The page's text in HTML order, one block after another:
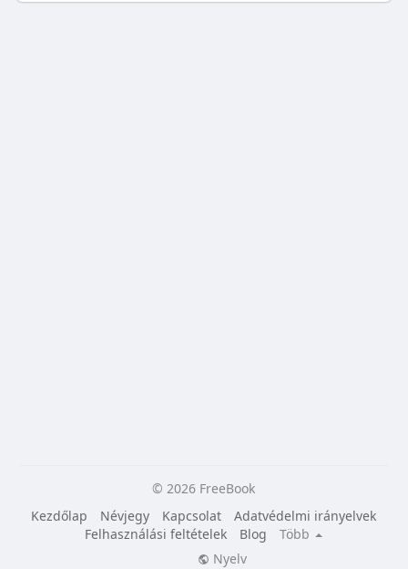
© 2026 FreeBook
Kezdőlap
Névjegy Kapcsolat
Adatvédelmi irányelvek
Felhasználási feltételek
Blog
Több
Nyelv